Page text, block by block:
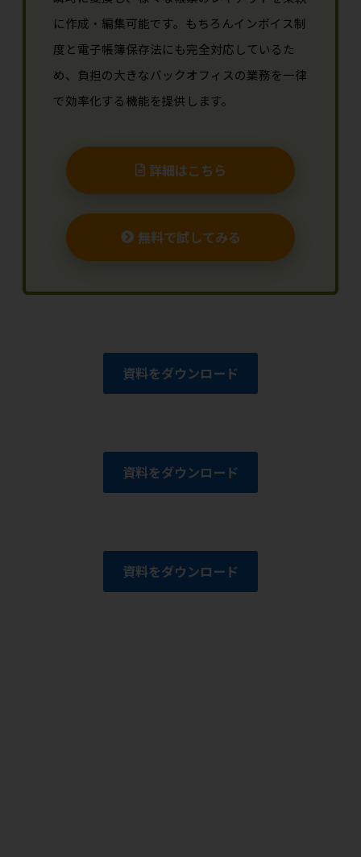
に作成・編集可能です。もちろんインボイス制
度と電子帳簿保存法にも完全対応しているた
め、負担の大きなバックオフィスの業務を一律
で効率化する機能を提供します。
詳細はこちら
無料で試してみる
資料をダウンロード
資料をダウンロード
資料をダウンロード